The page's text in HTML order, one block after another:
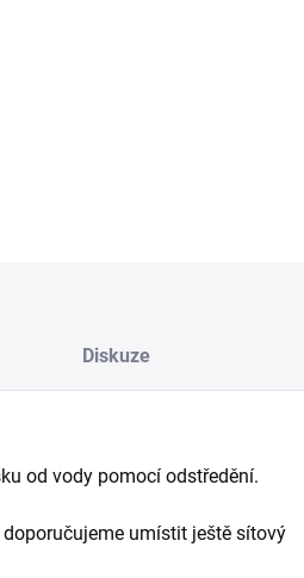
Diskuze
od vody pomocí odstředění.
umístit ještě sítový